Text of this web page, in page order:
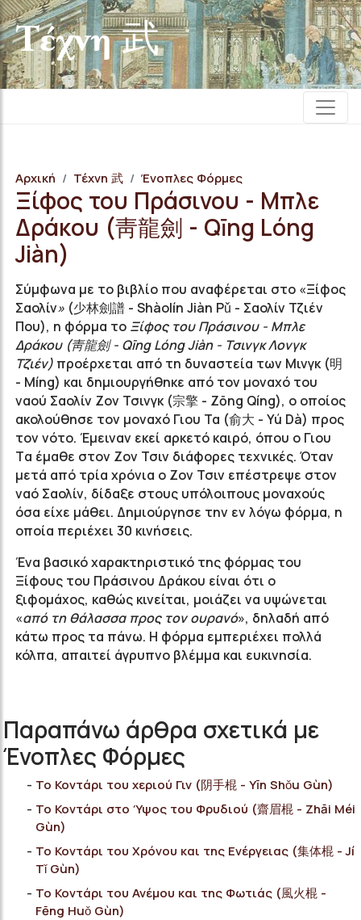
Τέχνη 武
Αρχική Τέχνη 武 Ένοπλες Φόρμες
Ξίφος του Πράσινου - Μπλε
Δράκου (靑龍劍 - Qīng Lóng
Jiàn)
Σύμφωνα με το βιβλίο που αναφέρεται στο «Ξίφος
Σαολίν» (少林劍譜 - Shàolín Jiàn Pǔ - Σαολίν Τζιέν
Που), η φόρμα τo Ξίφος του Πράσινου - Μπλε
Δράκου (靑龍劍 - Qīng Lóng Jiàn - Τσινγκ Λονγκ
Τζιέν) προέρχεται από τη δυναστεία των Μινγκ (明
- Míng) και δημιουργήθηκε από τον μοναχό του
ναού Σαολίν Ζον Τσινγκ (宗擎 - Zōng Qíng), ο οποίος
ακολούθησε τον μοναχό Γιου Τα (俞大 - Yú Dà) προς
τον νότο. Έμειναν εκεί αρκετό καιρό, όπου ο Γιου
Tα έμαθε στον Ζον Τσιν διάφορες τεχνικές. Όταν
μετά από τρία χρόνια ο Ζον Τσιν επέστρεψε στον
ναό Σαολίν, δίδαξε στους υπόλοιπους μοναχούς
όσα είχε μάθει. Δημιούργησε την εν λόγω φόρμα, η
οποία περιέχει 30 κινήσεις.
Ένα βασικό χαρακτηριστικό της φόρμας του
Ξίφους του Πράσινου Δράκου είναι ότι ο
ξιφομάχος, καθώς κινείται, μοιάζει να υψώνεται
«από τη θάλασσα προς τον ουρανό», δηλαδή από
κάτω προς τα πάνω. Η φόρμα εμπεριέχει πολλά
κόλπα, απαιτεί άγρυπνο βλέμμα και ευκινησία.
Παραπάνω άρθρα σχετικά με
Ένοπλες Φόρμες
Το Κοντάρι του χεριού Γιν (阴手棍 - Yīn Shǒu Gùn)
Το Κοντάρι στο Ύψος του Φρυδιού (齋眉棍 - Zhāi Méi
Gùn)
Το Κοντάρι του Χρόνου και της Ενέργειας (集体棍 - Jí
Tǐ Gùn)
Το Κοντάρι του Ανέμου και της Φωτιάς (風火棍 -
Fēng Huǒ Gùn)